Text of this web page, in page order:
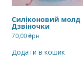
Силіконовий молд
Дзвіночки
70,00₴рн
Додати в кошик